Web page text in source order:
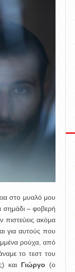
στο μυαλό μου
σημάδι – φοβερή
πιστεύεις ακόμα
για αυτούς που
ρούχα, από
το τεστ του
και Γιώργο (ο